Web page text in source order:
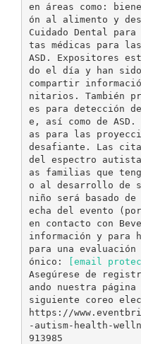
en áreas como:
ón al alimento y
Cuidado Dental
tas médicas para
ASD. Expositores
do el día y han
compartir
nitarios. También
es para detección
e, así como de
as para las
desafiante. Las
del espectro autista
as familias que
o al desarrollo de
niño será basado
echa del evento
en contacto con
información y para
para una
ónico:
[email
Asegúrese de
ando nuestra
siguiente coreo
https://
-autism-health-
913985